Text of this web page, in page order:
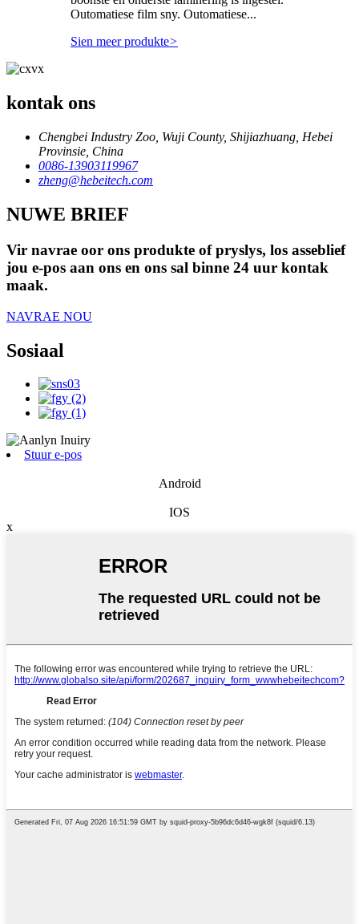
Outomatiese film sny. Outomatiese...
Sien meer produkte>
kontak ons
Chengbei Industry Zoo, Wuji County, Shijiazhuang, Hebei
Provinsie, China
0086-13903119967
zheng@hebeitech.com
NUWE BRIEF
Vir navrae oor ons produkte of pryslys, los asseblief
jou e-pos aan ons en ons sal binne 24 uur kontak
maak.
NAVRAE NOU
Sosiaal
Stuur e-pos
Android
IOS
x